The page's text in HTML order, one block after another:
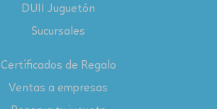
DUII Juguetón
Sucursales
Certificados de Regalo
Ventas a empresas